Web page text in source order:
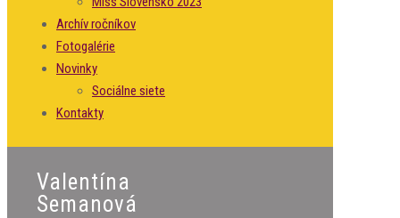
Archív ročníkov
Fotogalérie
Novinky
Sociálne siete
Kontakty
Valentína
Semanová